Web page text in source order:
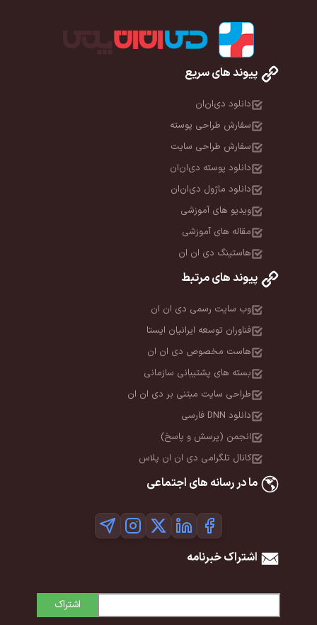
پیوند های سریع
دانلود دی‌ان‌ان
سفارش طراحی پوسته
سفارش طراحی سایت
دانلود پوسته دی‌ان‌ان
دانلود ماژول دی‌ان‌ان
ویدیو های آموزشی
مقاله های آموزشی
هاستینگ دی ان ان
پیوند های مرتبط
وب سایت رسمی دی ان ان
فناوران توسعه ایرانیان ایستا
هاست مخصوص دی ان ان
بسته های پشتیبانی سازمانی
طراحی سایت مبتنی بر دی ان ان
دانلود DNN فارسی
انجمن (پرسش و پاسخ)
کانال تلگرامی دی ان ان پلاس
ما در رسانه های اجتماعی
اشتراک خبرنامه
اشتراک